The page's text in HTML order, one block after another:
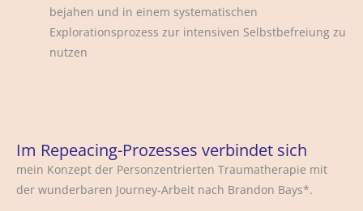
bejahen und in einem systematischen
Explorationsprozess zur intensiven Selbstbefreiung zu
nutzen
Im Repeacing-Prozesses verbindet sich
mein Konzept der Personzentrierten Traumatherapie mit
der wunderbaren Journey-Arbeit nach Brandon Bays*.